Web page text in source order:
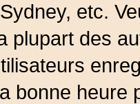
etc.
plupart des
bonne heure